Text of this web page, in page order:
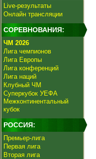
Live-результаты
Онлайн трансляции
СОРЕВНОВАНИЯ:
ЧМ 2026
Лига чемпионов
Лига Европы
Лига конференций
Лига наций
Клубный ЧМ
Суперкубок УЕФА
Межконтинентальный
кубок
РОССИЯ:
Премьер-лига
Первая лига
Вторая лига